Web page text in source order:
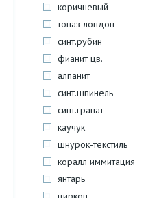
коричневый
топаз лондон
синт.рубин
фианит цв.
алпанит
синт.шпинель
синт.гранат
каучук
шнурок-текстиль
коралл иммитация
янтарь